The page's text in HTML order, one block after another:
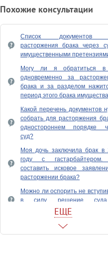
Похожие консультации
Список документов
расторжения брака через
имущественными
Могу ли я обратиться в
одновременно за
брака и за разделом
период этого брака
Какой перечень документов
собрать для расторжения
одностороннем порядке
суд?
Моя дочь заключила брак в
году с гастарбайтером.
составить исковое
расторжении брака?
Можно ли оспорить не
в силу решение
расторжении брака?
Можно ли расторгнуть брак
ЕЩЕ